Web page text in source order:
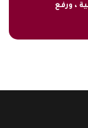
، ورفع